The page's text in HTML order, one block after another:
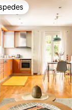
mais apreciados